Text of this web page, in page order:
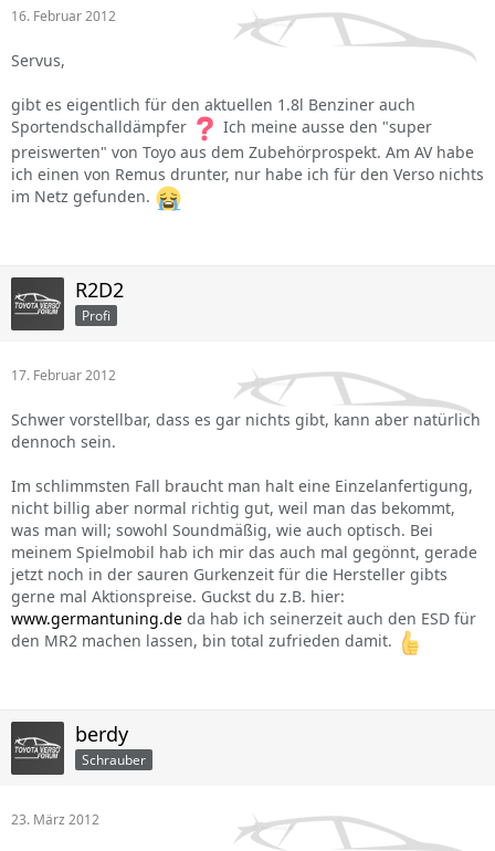
16. Februar 2012
Servus,
gibt es eigentlich für den aktuellen 1.8l Benziner auch
Sportendschalldämpfer
Ich meine ausse den "super
preiswerten" von Toyo aus dem Zubehörprospekt. Am AV habe
ich einen von Remus drunter, nur habe ich für den Verso nichts
im Netz gefunden.
R2D2
Profi
17. Februar 2012
Schwer vorstellbar, dass es gar nichts gibt, kann aber natürlich
dennoch sein.
Im schlimmsten Fall braucht man halt eine Einzelanfertigung,
nicht billig aber normal richtig gut, weil man das bekommt,
was man will; sowohl Soundmäßig, wie auch optisch. Bei
meinem Spielmobil hab ich mir das auch mal gegönnt, gerade
jetzt noch in der sauren Gurkenzeit für die Hersteller gibts
gerne mal Aktionspreise. Guckst du z.B. hier:
www.germantuning.de da hab ich seinerzeit auch den ESD für
den MR2 machen lassen, bin total zufrieden damit.
berdy
Schrauber
23. März 2012